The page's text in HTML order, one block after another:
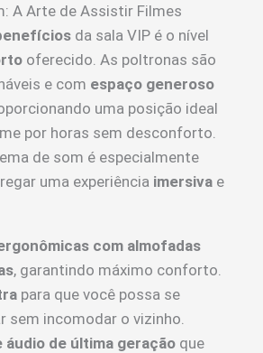
A Arte de Assistir Filmes
da sala VIP é o nível
oferecido. As poltronas são
e com espaço generoso
uma posição ideal
por horas sem desconforto.
de som é especialmente
uma experiência imersiva e
com almofadas
, garantindo máximo conforto.
para que você possa se
sem incomodar o vizinho.
áudio de última geração que